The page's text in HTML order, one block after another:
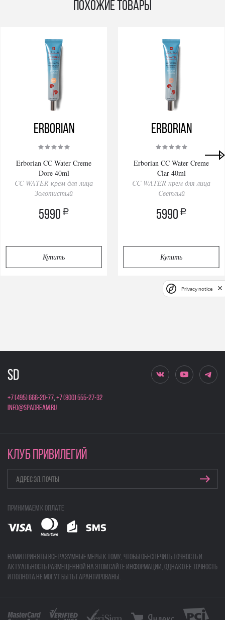
Похожие товары
Erborian
Erborian CC Water Creme
Dore 40ml
CC WATER крем для лица
Золотистый
5990 a
Купить
Erborian
Erborian CC Water Creme
Clar 40ml
CC WATER крем для лица
Cветлый
5990 a
Купить
+7 (495) 666-20-77,+7 (800) 555-27-32
info@spadream.ru
КЛУБ ПРИВИЛЕГИЙ
Принимаем к оплате
Нами приняты все разумные меры к тому, чтобы обеспечить точность и
актуальность размещенной на этом сайте информации, однако ее точность
и полнота не могут быть гарантированы.
Privacy notice